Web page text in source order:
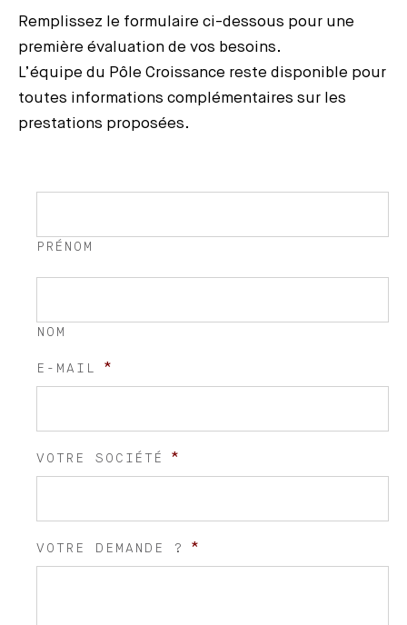
Remplissez le formulaire ci-dessous pour une
première évaluation de vos besoins.
L’équipe du Pôle Croissance reste disponible pour
toutes informations complémentaires sur les
prestations proposées.
NOM *
PRÉNOM
NOM
E-MAIL *
VOTRE SOCIÉTÉ *
VOTRE DEMANDE ? *